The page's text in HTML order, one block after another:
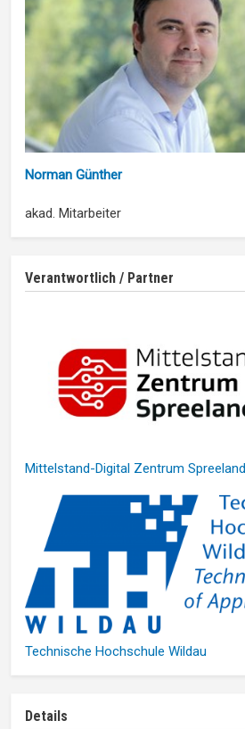
Norman Günther
akad. Mitarbeiter
Verantwortlich / Partner
Mittelstand-Digital Zentrum Spreeland
Technische Hochschule Wildau
Details